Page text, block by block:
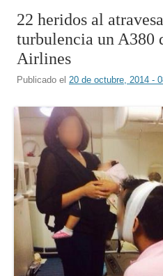
22 heridos al
turbulencia un A380
Airlines
Publicado el 20 de octubre, 2014 -